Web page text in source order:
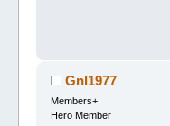
Gnl1977
Members+
Hero Member